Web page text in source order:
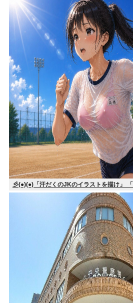
彡(●)(●)「汗だくのJKのイラストを描け」